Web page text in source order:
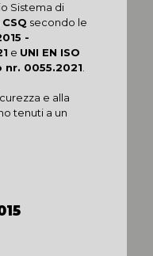
Sistema di
CSQ secondo le
-
e UNI EN ISO
0055.2021
e alla
tenuti a un